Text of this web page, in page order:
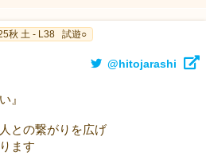
秋 土 - L38 試遊○
@hitojarashi
』
との繋がりを広げ
ます